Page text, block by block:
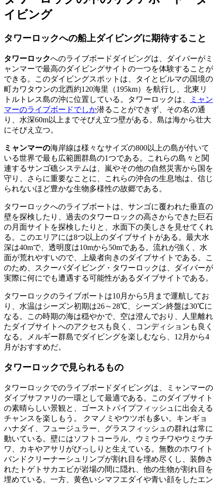
イビング
タワーロックへの船上ダイビングに期待すること
タワーロックへのライブボードダイビングは、ダイバーがミ
ャンマーで最高のダイビングサイトの一つを体験することが
できる。このダイビングスポットは、タイとビルマの国境の
町カワタウンの北西約120海里（195km）を航行し、北東リ
トルトレス島の沖に位置している。タワーロックは、
ミャン
マーのライブボードでしか潜ることができず、その名の通
り、水深60m以上までそびえ立つ壁がある。島は海から壮大
にそびえ立つ。
ミャンマーの海岸線は様々なサイズの800以上の島が付いて
いる世界で最も広範囲群島の1つである。これらの島々と関
連するサンゴ礁システムは、嵐やその他の自然災害から国を
守り、さらに重要なことに、これらの沖合の生息地は、信じ
られないほど豊かな生物多様性の故郷である。
タワーロックへのライブボートは、サンゴに覆われた垂直の
壁を探検したり、過去のタワーロックの高さからできた巨石
の月面サイトを探検したりと、水面下の美しさを見せてくれ
る。このエリアには8つ以上のダイブサイトがある。最大水
深は40mで、透明度は10mから50mである。流れが強く、水
面が荒れやすいので、上級者向きのダイブサイトである。こ
のため、スクーバダイビング・タワーロックは、ダイバーが
実際に何にでも遭遇する可能性があるダイブサイトである。
タワーロックのライブボートは10月から5月まで運航してお
り、水温はシーズン初期は26～28℃、シーズン終盤は30℃に
なる。この時期の海は穏やかで、空は澄んでおり、人里離れ
たダイブサイトへのアクセスも良く、コンディションも良く
なる。メルギー群島でダイビングを楽しむなら、12月から4
月がおすすめだ。
タワーロックで見られるもの
タワーロックでのライブボードダイビングは、ミャンマーの
ダイブサファリの一環として最適である。このダイブサイト
の素晴らしい景観と、ゴーストパイプフィッシュに出会える
チャンスを楽しもう。 クマノミやウツボも多い。キンギョ
ハナダイ、フュージュラー、グラスフィッシュの群れは常に
動いている。壁にはソフトコーラル、ウミウチワやウミウチ
ワ、カキやアサリがびっしりと生えている。無数のホワイト
バンドクリーナーシュリンプが割れ目を埋め尽くし、装飾さ
れたトゲトサカエビが岩場の間に隠れ、他の生物が割れ目を
埋めている。一方、黄色いシマフエダイや青い顔をしたエン